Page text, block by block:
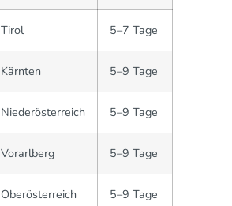
Tirol 5–7 Tage
Kärnten 5–9 Tage
Niederösterreich 5–9 Tage
Vorarlberg 5–9 Tage
Oberösterreich 5–9 Tage